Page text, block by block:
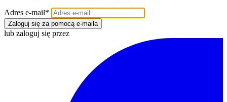
Adres e-mail*
Zaloguj się za pomocą e-maila
lub zaloguj się przez